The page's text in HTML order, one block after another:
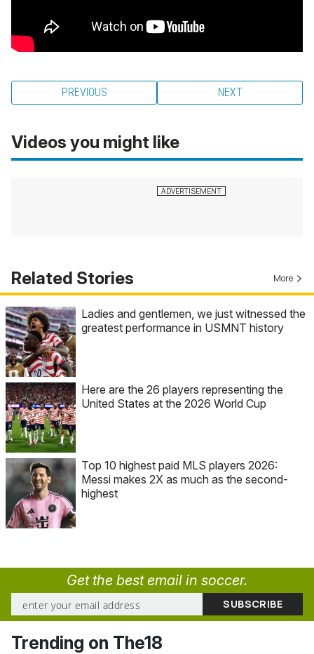
PREVIOUS NEXT
Videos you might like
Related Stories More
Ladies and gentlemen, we just witnessed the
greatest performance in USMNT history
Here are the 26 players representing the
United States at the 2026 World Cup
Top 10 highest paid MLS players 2026:
Messi makes 2X as much as the second-
highest
Get the best email in soccer.
Trending on The18